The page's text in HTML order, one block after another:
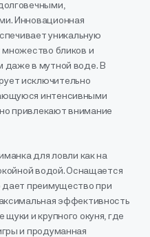
Инновационная
уникальную
множество бликов и
даже в мутной воде. В
исключительно
интенсивными
привлекают внимание
для ловли как на
водой. Оснащается
дает преимущество при
эффективность
и крупного окуня, где
и продуманная